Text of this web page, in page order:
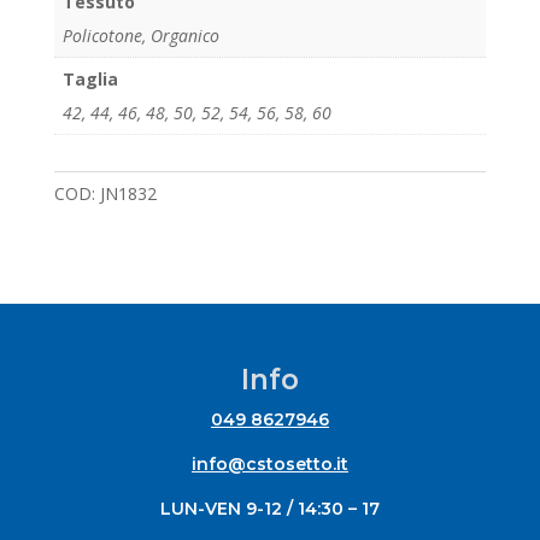
Policotone, Organico
Taglia
42, 44, 46, 48, 50, 52, 54, 56, 58, 60
COD: JN1832
Info
049 8627946
info@cstosetto.it
LUN-VEN 9-12 / 14:30 – 17